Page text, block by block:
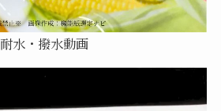
耐水・撥水動画